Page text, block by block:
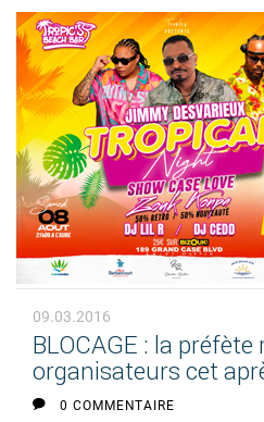
09.03.2016
BLOCAGE : la préfète
organisateurs cet
0 COMMENTAIRE